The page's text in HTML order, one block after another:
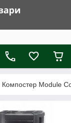
Компостер Module